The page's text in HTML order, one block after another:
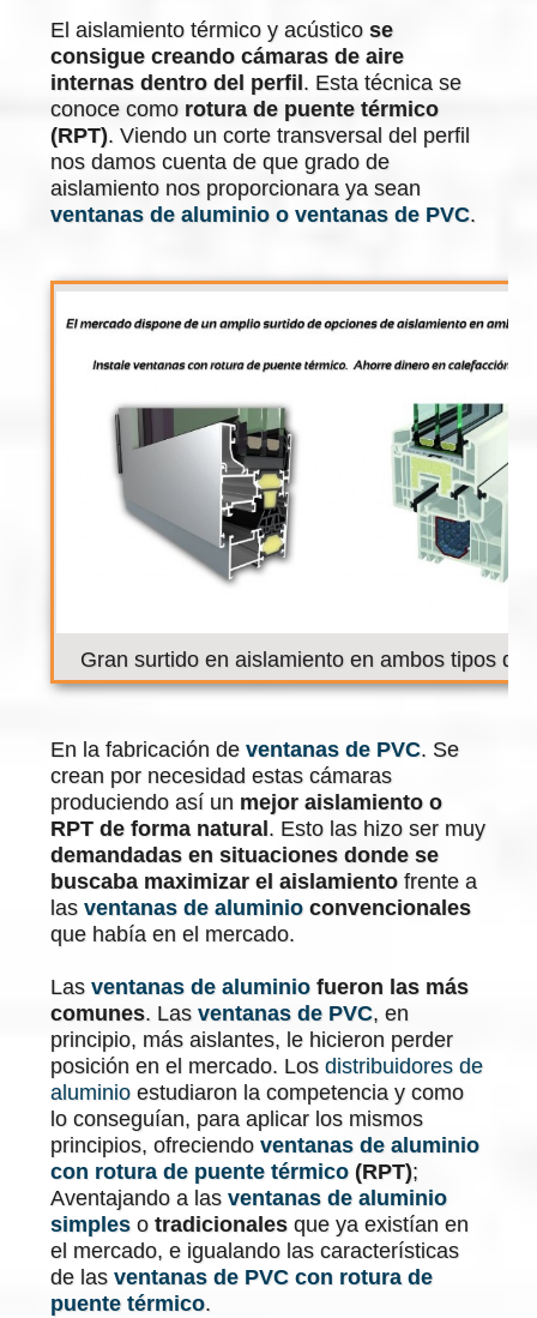
El aislamiento térmico y acústico se
consigue creando cámaras de aire
internas dentro del perfil . Esta técnica se
conoce como rotura de puente térmico
(RPT). Viendo un corte transversal del perfil
nos damos cuenta de que grado de
aislamiento nos proporcionara ya sean
ventanas de aluminio o ventanas de PVC.
Gran surtido en aislamiento en ambos tipos de
En la fabricación deventanas de PVC. Se
crean por necesidad estas cámaras
produciendo así un mejor aislamiento o
RPT de forma natural . Esto las hizo ser muy
demandadas en situaciones donde se
buscaba maximizar el aislamiento frente a
las ventanas de aluminio convencionales
que había en el mercado.
Lasventanas de aluminio fueron las más
comunes. Lasventanas de PVC, en
principio, más aislantes, le hicieron perder
posición en el mercado. Losdistribuidores de
aluminioestudiaron la competencia y como
lo conseguían, para aplicar los mismos
principios, ofreciendoventanas de aluminio
con rotura de puente térmico (RPT);
Aventajando a lasventanas de aluminio
simples otradicionales que ya existían en
el mercado, e igualando las características
de lasventanas de PVC con rotura de
puente térmico.